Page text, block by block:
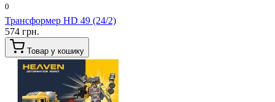
0
Трансформер HD 49 (24/2)
574 грн.
Товар у кошику